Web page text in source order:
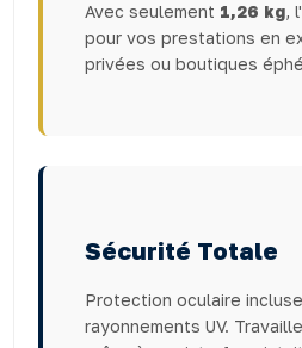
Avec seulement 1,26 kg,
pour vos prestations en
privées ou boutiques
Sécurité Totale
Protection oculaire
rayonnements UV.